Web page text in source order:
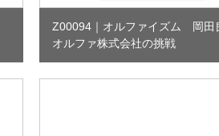
Z00094｜ オルファイズム 岡田
オルファ株式会社の挑戦